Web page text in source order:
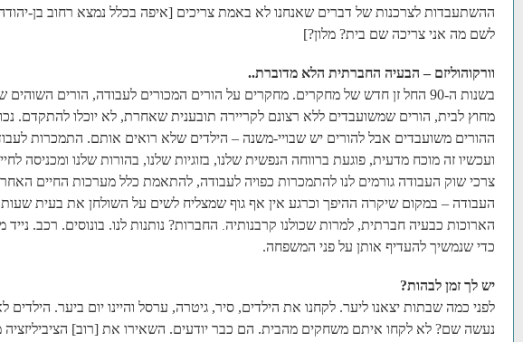
ההשתעבדות לצרכנות של דברים שאנחנו לא באמת צריכים [איפה בכלל נמצא רחוב בן-
לשם מה אני צריכה שם בית? מלון?]
וורקוהוליזם – הבעיה החברתית הלא מדוברת..
בשנות ה-90 החל זן חדש של מחקרים. מחקרים על הורים המכורים לעבודה, הורים
מחוץ לבית, הורים שמשועבדים ללא רצונם לקריירה תובענית שאחרת, לא יוכלו להתקדם.
ההורים משועבדים אבל להורים יש שבויי-משנה – הילדים שלא רואים אותם. התמכרות
ועכשיו זה מוכח מדעית, פוגעת ברווחה הנפשית שלנו, בזוגיות שלנו, בהורות שלנו ומכניסה
צרכי שוק העבודה גורמים לנו להתמכרות כפויה לעבודה, להתאמת כלל מערכות החיים
העבודה – במקום שיקרה ההיפך וכרגע אין אף גוף שמצליח לשים על השולחן את בעית
הארוכות כבעיה חברתית, למרות שכולנו קרבנותיה החברות? נותנות לנו. בונוסים. רכב.
כדי שנמשיך להעדיף אותן על פני המשפחה.
יש לך זמן לבהות?
לפני כמה שבתות יצאנו ליער. לקחנו את הילדים, סיר, גיטרה, ערסל והיינו יום ביער.
נעשה שם? לא לקחו איתם משחקים מהבית. הם כבר יודעים. השאירו את [רוב] הציביליזציה